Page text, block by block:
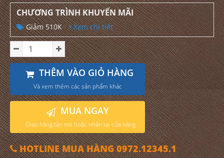
CHƯƠNG TRÌNH KHUYẾN MÃI
Giảm 510K Xem chi tiết
THÊM VÀO GIỎ HÀNG
Và xem thêm các sản phẩm khác
MUA NGAY
Giao hàng tận nơi hoặc nhận tại cửa hàng
HOTLINE MUA HÀNG 0972.12345.1